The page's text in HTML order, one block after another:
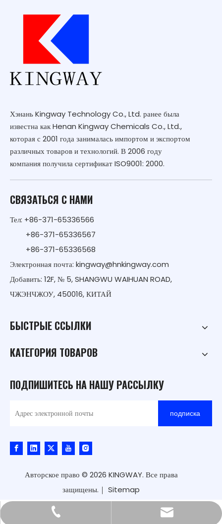
Хэнань Kingway Technology Co., Ltd. ранее была
известна как Henan Kingway Chemicals Co., Ltd.,
которая с 2001 года занималась импортом и экспортом
различных товаров и технологий. В 2006 году
компания получила сертификат ISO9001: 2000.
СВЯЗАТЬСЯ С НАМИ
Тел: +86-371-65336566
+86-371-65336567
+86-371-65336568
Электронная почта: kingway@hnkingway.com
Добавить: 12F, № 5, SHANGWU WAIHUAN ROAD,
ЧЖЭНЧЖОУ, 450016, КИТАЙ
БЫСТРЫЕ ССЫЛКИ
КАТЕГОРИЯ ТОВАРОВ
ПОДПИШИТЕСЬ НА НАШУ РАССЫЛКУ
подписка
Авторское право © 2026 KINGWAY. Все права
защищены.｜ Sitemap